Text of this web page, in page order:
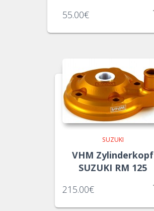
55.00€
SUZUKI
VHM Zylinderkopf
SUZUKI RM 125
215.00€